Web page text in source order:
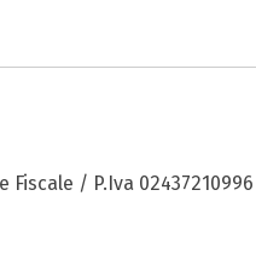
/ P.Iva 02437210996